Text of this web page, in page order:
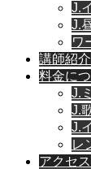
J.
J.
ワ
講師紹介
料金に
J.
J.
J.
レ
アクセス